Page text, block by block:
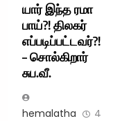
யார் இந்த ரமா
பாய்?! திலகர்
எப்படிப்பட்டவர்?!
– சொல்கிறார்
சுப.வீ.
hemalatha
4